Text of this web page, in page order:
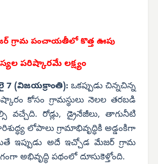
గ్రామ పంచాయతీలో కొత్త ఊపు
పరిష్కారమే లక్ష్యం
7 (విజయక్రాంతి): ఒకప్పుడు చిన్నచిన్న
కోసం గ్రామస్థులు నెలల తరబడి
వచ్చేది. రోడ్లు, డ్రైనేజీలు, తాగునీటి
లోపాలు గ్రామాభివృద్ధికి అడ్డంకిగా
ఇప్పుడు అదే ఇచ్చోడ మేజర్ గ్రామ
అభివృద్ధి పథంలో దూసుకెళ్తోంది.